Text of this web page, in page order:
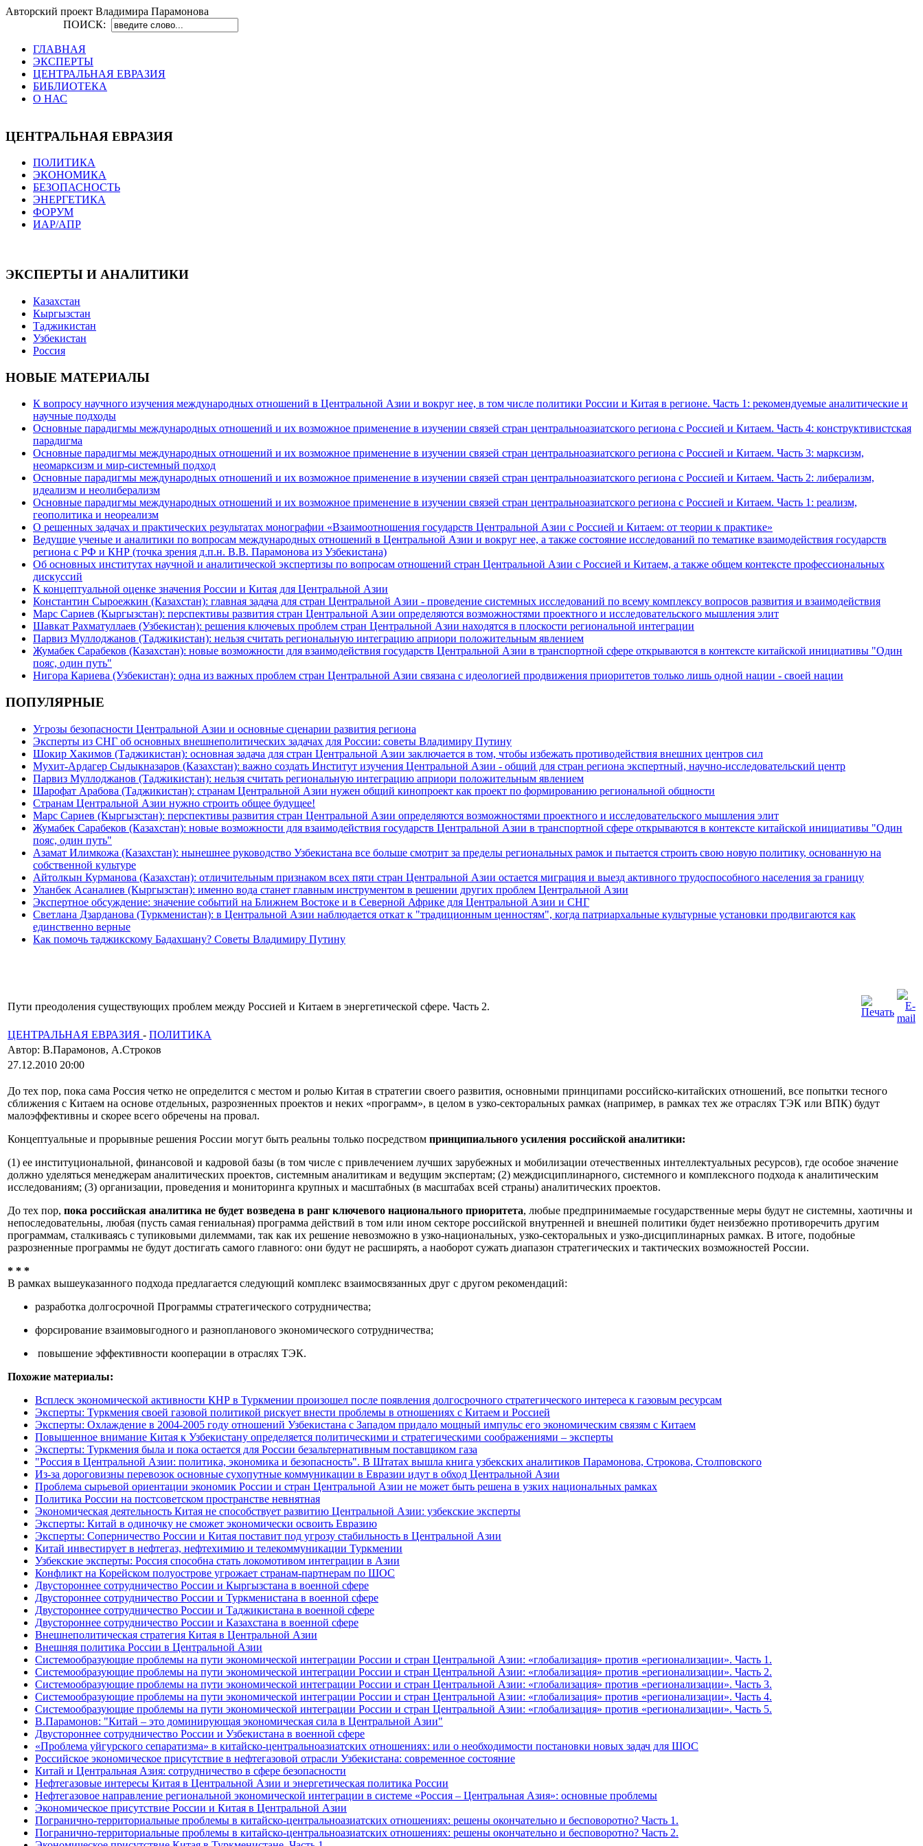
Авторский проект Владимира Парамонова
ПОИСК:
ГЛАВНАЯ
ЭКСПЕРТЫ
ЦЕНТРАЛЬНАЯ ЕВРАЗИЯ
БИБЛИОТЕКА
О НАС
ЦЕНТРАЛЬНАЯ ЕВРАЗИЯ
ПОЛИТИКА
ЭКОНОМИКА
БЕЗОПАСНОСТЬ
ЭНЕРГЕТИКА
ФОРУМ
ИАР/АПР
ЭКСПЕРТЫ И АНАЛИТИКИ
Казахстан
Кыргызстан
Таджикистан
Узбекистан
Россия
НОВЫЕ МАТЕРИАЛЫ
К вопросу научного изучения международных отношений в Центральной Азии и вокруг нее, в том числе политики России и Китая в регионе. Часть 1: рекомендуемые аналитические и
научные подходы
Основные парадигмы международных отношений и их возможное применение в изучении связей стран центральноазиатского региона с Россией и Китаем. Часть 4: конструктивистская
парадигма
Основные парадигмы международных отношений и их возможное применение в изучении связей стран центральноазиатского региона с Россией и Китаем. Часть 3: марксизм,
неомарксизм и мир-системный подход
Основные парадигмы международных отношений и их возможное применение в изучении связей стран центральноазиатского региона с Россией и Китаем. Часть 2: либерализм,
идеализм и неолиберализм
Основные парадигмы международных отношений и их возможное применение в изучении связей стран центральноазиатского региона с Россией и Китаем. Часть 1: реализм,
геополитика и неореализм
О решенных задачах и практических результатах монографии «Взаимоотношения государств Центральной Азии с Россией и Китаем: от теории к практике»
Ведущие ученые и аналитики по вопросам международных отношений в Центральной Азии и вокруг нее, а также состояние исследований по тематике взаимодействия государств
региона с РФ и КНР (точка зрения д.п.н. В.В. Парамонова из Узбекистана)
Об основных институтах научной и аналитической экспертизы по вопросам отношений стран Центральной Азии с Россией и Китаем, а также общем контексте профессиональных
дискуссий
К концептуальной оценке значения России и Китая для Центральной Азии
Константин Сыроежкин (Казахстан): главная задача для стран Центральной Азии - проведение системных исследований по всему комплексу вопросов развития и взаимодействия
Марс Сариев (Кыргызстан): перспективы развития стран Центральной Азии определяются возможностями проектного и исследовательского мышления элит
Шавкат Рахматуллаев (Узбекистан): решения ключевых проблем стран Центральной Азии находятся в плоскости региональной интеграции
Парвиз Муллоджанов (Таджикистан): нельзя считать региональную интеграцию априори положительным явлением
Жумабек Сарабеков (Казахстан): новые возможности для взаимодействия государств Центральной Азии в транспортной сфере открываются в контексте китайской инициативы "Один
пояс, один путь"
Нигора Кариева (Узбекистан): одна из важных проблем стран Центральной Азии связана с идеологией продвижения приоритетов только лишь одной нации - своей нации
ПОПУЛЯРНЫЕ
Угрозы безопасности Центральной Азии и основные сценарии развития региона
Эксперты из СНГ об основных внешнеполитических задачах для России: советы Владимиру Путину
Шокир Хакимов (Таджикистан): основная задача для стран Центральной Азии заключается в том, чтобы избежать противодействия внешних центров сил
Мухит-Ардагер Сыдыкназаров (Казахстан): важно создать Институт изучения Центральной Азии - общий для стран региона экспертный, научно-исследовательский центр
Парвиз Муллоджанов (Таджикистан): нельзя считать региональную интеграцию априори положительным явлением
Шарофат Арабова (Таджикистан): странам Центральной Азии нужен общий кинопроект как проект по формированию региональной общности
Странам Центральной Азии нужно строить общее будущее!
Марс Сариев (Кыргызстан): перспективы развития стран Центральной Азии определяются возможностями проектного и исследовательского мышления элит
Жумабек Сарабеков (Казахстан): новые возможности для взаимодействия государств Центральной Азии в транспортной сфере открываются в контексте китайской инициативы "Один
пояс, один путь"
Азамат Илимкожа (Казахстан): нынешнее руководство Узбекистана все больше смотрит за пределы региональных рамок и пытается строить свою новую политику, основанную на
собственной культуре
Айтолкын Курманова (Казахстан): отличительным признаком всех пяти стран Центральной Азии остается миграция и выезд активного трудоспособного населения за границу
Уланбек Асаналиев (Кыргызстан): именно вода станет главным инструментом в решении других проблем Центральной Азии
Экспертное обсуждение: значение событий на Ближнем Востоке и в Северной Африке для Центральной Азии и СНГ
Светлана Дзарданова (Туркменистан): в Центральной Азии наблюдается откат к "традиционным ценностям", когда патриархальные культурные установки продвигаются как
единственно верные
Как помочь таджикскому Бадахшану? Советы Владимиру Путину
Пути преодоления существующих проблем между Россией и Китаем в энергетической сфере. Часть 2.
ЦЕНТРАЛЬНАЯ ЕВРАЗИЯ - ПОЛИТИКА
Автор: В.Парамонов, А.Строков
27.12.2010 20:00
До тех пор, пока сама Россия четко не определится с местом и ролью Китая в стратегии своего развития, основными принципами российско-китайских отношений, все попытки тесного
сближения с Китаем на основе отдельных, разрозненных проектов и неких «программ», в целом в узко-секторальных рамках (например, в рамках тех же отраслях ТЭК или ВПК) будут
малоэффективны и скорее всего обречены на провал.
Концептуальные и прорывные решения России могут быть реальны только посредством принципиального усиления российской аналитики:
(1) ее институциональной, финансовой и кадровой базы (в том числе с привлечением лучших зарубежных и мобилизации отечественных интеллектуальных ресурсов), где особое значение
должно уделяться менеджерам аналитических проектов, системным аналитикам и ведущим экспертам; (2) междисциплинарного, системного и комплексного подхода к аналитическим
исследованиям; (3) организации, проведения и мониторинга крупных и масштабных (в масштабах всей страны) аналитических проектов.
До тех пор, пока российская аналитика не будет возведена в ранг ключевого национального приоритета, любые предпринимаемые государственные меры будут не системны, хаотичны и
непоследовательны, любая (пусть самая гениальная) программа действий в том или ином секторе российской внутренней и внешней политики будет неизбежно противоречить другим
программам, сталкиваясь с тупиковыми дилеммами, так как их решение невозможно в узко-национальных, узко-секторальных и узко-дисциплинарных рамках. В итоге, подобные
разрозненные программы не будут достигать самого главного: они будут не расширять, а наоборот сужать диапазон стратегических и тактических возможностей России.
* * *
В рамках вышеуказанного подхода предлагается следующий комплекс взаимосвязанных друг с другом рекомендаций:
разработка долгосрочной Программы стратегического сотрудничества;
форсирование взаимовыгодного и разнопланового экономического сотрудничества;
повышение эффективности кооперации в отраслях ТЭК.
Похожие материалы:
Всплеск экономической активности КНР в Туркмении произошел после появления долгосрочного стратегического интереса к газовым ресурсам
Эксперты: Туркмения своей газовой политикой рискует внести проблемы в отношениях с Китаем и Россией
Эксперты: Охлаждение в 2004-2005 году отношений Узбекистана с Западом придало мощный импульс его экономическим связям с Китаем
Повышенное внимание Китая к Узбекистану определяется политическими и стратегическими соображениями – эксперты
Эксперты: Туркмения была и пока остается для России безальтернативным поставщиком газа
"Россия в Центральной Азии: политика, экономика и безопасность". В Штатах вышла книга узбекских аналитиков Парамонова, Строкова, Столповского
Из-за дороговизны перевозок основные сухопутные коммуникации в Евразии идут в обход Центральной Азии
Проблема сырьевой ориентации экономик России и стран Центральной Азии не может быть решена в узких национальных рамках
Политика России на постсоветском пространстве невнятная
Экономическая деятельность Китая не способствует развитию Центральной Азии: узбекские эксперты
Эксперты: Китай в одиночку не сможет экономически освоить Евразию
Эксперты: Соперничество России и Китая поставит под угрозу стабильность в Центральной Азии
Китай инвестирует в нефтегаз, нефтехимию и телекоммуникации Туркмении
Узбекские эксперты: Россия способна стать локомотивом интеграции в Азии
Конфликт на Корейском полуострове угрожает странам-партнерам по ШОС
Двустороннее сотрудничество России и Кыргызстана в военной сфере
Двустороннее сотрудничество России и Туркменистана в военной сфере
Двустороннее сотрудничество России и Таджикистана в военной сфере
Двустороннее сотрудничество России и Казахстана в военной сфере
Внешнеполитическая стратегия Китая в Центральной Азии
Внешняя политика России в Центральной Азии
Системообразующие проблемы на пути экономической интеграции России и стран Центральной Азии: «глобализация» против «регионализации». Часть 1.
Системообразующие проблемы на пути экономической интеграции России и стран Центральной Азии: «глобализация» против «регионализации». Часть 2.
Системообразующие проблемы на пути экономической интеграции России и стран Центральной Азии: «глобализация» против «регионализации». Часть 3.
Системообразующие проблемы на пути экономической интеграции России и стран Центральной Азии: «глобализация» против «регионализации». Часть 4.
Системообразующие проблемы на пути экономической интеграции России и стран Центральной Азии: «глобализация» против «регионализации». Часть 5.
В.Парамонов: "Китай – это доминирующая экономическая сила в Центральной Азии"
Двустороннее сотрудничество России и Узбекистана в военной сфере
«Проблема уйгурского сепаратизма» в китайско-центральноазиатских отношениях: или о необходимости постановки новых задач для ШОС
Российское экономическое присутствие в нефтегазовой отрасли Узбекистана: современное состояние
Китай и Центральная Азия: сотрудничество в сфере безопасности
Нефтегазовые интересы Китая в Центральной Азии и энергетическая политика России
Нефтегазовое направление региональной экономической интеграции в системе «Россия – Центральная Азия»: основные проблемы
Экономическое присутствие России и Китая в Центральной Азии
Погранично-территориальные проблемы в китайско-центральноазиатских отношениях: решены окончательно и бесповоротно? Часть 1.
Погранично-территориальные проблемы в китайско-центральноазиатских отношениях: решены окончательно и бесповоротно? Часть 2.